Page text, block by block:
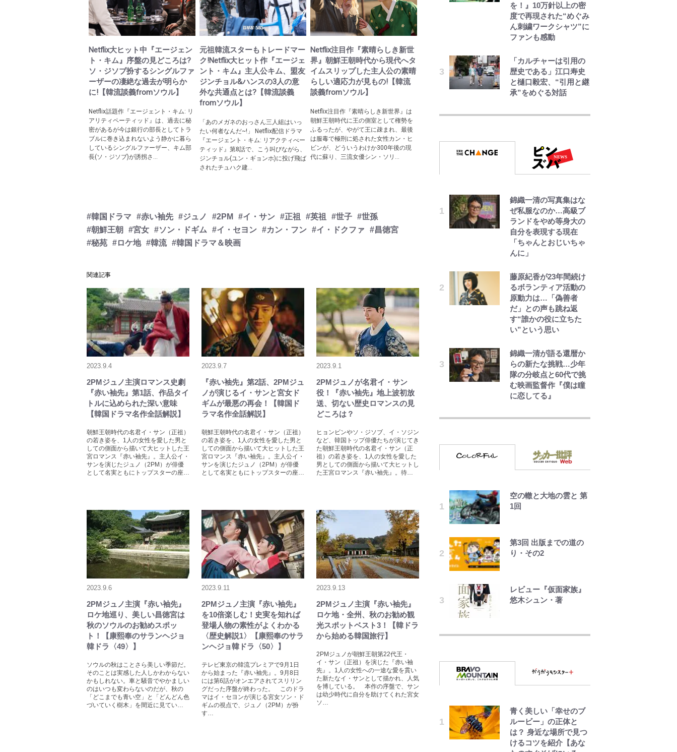
Netflix大ヒット中『エージェン
ト・キム』序盤の見どころは?
ソ・ジソブ扮するシングルファ
ーザーの凄絶な過去が明らか
に!【韓流談義fromソウル】
Netflix話題作『エージェント・キム: リ
アリティペーティッド』は、過去に秘
密があるが今は銀行の部長としてトラ
ブルに巻き込まれないよう静かに暮ら
しているシングルファーザー、キム部
長(ソ・ジソブ)が誘拐さ...
元祖韓流スターもトレードマー
ク!Netflix大ヒット作『エージェ
ント・キム』主人公キム、盟友
ジンチョル&ハンスの3人の意
外な共通点とは?【韓流談義
fromソウル】
「あのメガネのおっさん三人組はいっ
たい何者なんだ~!」 Netflix配信ドラマ
『エージェント・キム: リアクティべー
ティッド』第8話で、こう叫びながら、
ジンチョル(ユン・ギョンホ)に投げ飛ば
されたチュハク建...
Netflix注目作『素晴らしき新世
界』朝鮮王朝時代から現代へタ
イムスリップした主人公の素晴
らしい適応力が見もの!【韓流
談義fromソウル】
Netflix注目作『素晴らしき新世界』は
朝鮮王朝時代に王の側室として権勢を
ふるったが、やがて王に疎まれ、最後
は服毒で極刑に処された女性カン・ヒ
ビンが、どういうわけか300年後の現
代に蘇り、三流女優シン・ソリ...
#韓国ドラマ #赤い袖先 #ジュノ #2PM #イ・サン #正祖 #英祖 #世子 #世孫
#朝鮮王朝
#宮女 #ソン・ドギム #イ・セヨン #カン・フン #イ・ドクファ
#昌徳宮
#秘苑 #ロケ地 #韓流 #韓国ドラマ＆映画
関連記事
2023.9.4
2PMジュノ主演ロマンス史劇
『赤い袖先』第1話、作品タイ
トルに込められた深い意味
【韓国ドラマ名作全話解説】
朝鮮王朝時代の名君イ・サン（正祖）
の若き姿を、1人の女性を愛した男と
しての側面から描いて大ヒットした王
宮ロマンス『赤い袖先』。主人公イ・
サンを演じたジュノ（2PM）が俳優
として名実ともにトップスターの座…
2023.9.7
『赤い袖先』第2話、2PMジュ
ノが演じるイ・サンと宮女ド
ギムが最悪の再会！【韓国ド
ラマ名作全話解説】
朝鮮王朝時代の名君イ・サン（正祖）
の若き姿を、1人の女性を愛した男と
しての側面から描いて大ヒットした王
宮ロマンス『赤い袖先』。主人公イ・
サンを演じたジュノ（2PM）が俳優
として名実ともにトップスターの座…
2023.9.1
2PMジュノが名君イ・サン
役！『赤い袖先』地上波初放
送、切ない歴史ロマンスの見
どころは？
ヒョンビンやソ・ジソブ、イ・ソジン
など、韓国トップ俳優たちが演じてき
た朝鮮王朝時代の名君イ・サン（正
祖）の若き姿を、1人の女性を愛した
男としての側面から描いて大ヒットし
た王宮ロマンス『赤い袖先』。待…
2023.9.6
2PMジュノ主演『赤い袖先』
ロケ地巡り、美しい昌徳宮は
秋のソウルのお勧めスポッ
ト！【康熙奉のサランヘジョ
韓ドラ〈49〉】
ソウルの秋はことさら美しい季節だ。
そのことは実感した人しかわからない
かもしれない。車と騒音でやかましい
のはいつも変わらないのだが、秋の
「どこまでも青い空」と「どんどん色
づいていく樹木」を間近に見てい…
2023.9.11
2PMジュノ主演『赤い袖先』
を10倍楽しむ！史実を知れば
登場人物の素性がよくわかる
〈歴史解説1〉【康熙奉のサラ
ンヘジョ韓ドラ〈50〉】
テレビ東京の韓流プレミアで9月1日
から始まった『赤い袖先』。9月8日
には第6話がオンエアされてスリリン
グだった序盤が終わった。 このドラ
マはイ・セヨンが演じる宮女ソン・ド
ギムの視点で、ジュノ（2PM）が扮
す…
2023.9.13
2PMジュノ主演『赤い袖先』
ロケ地・全州、秋のお勧め観
光スポットベスト3！【韓ドラ
から始める韓国旅行】
2PMジュノが朝鮮王朝第22代王・
イ・サン（正祖）を演じた『赤い袖
先』。1人の女性への一途な愛を貫い
た新たなイ・サンとして描かれ、人気
を博している。 本作の序盤で、サン
は幼少時代に自分を助けてくれた宮女
ソ…
を！』10万針以上の密
度で再現された“めぐみ
ん刺繍ワークシャツ”に
ファンも感動
「カルチャーは引用の
歴史である」江口寿史
と樋口毅宏、“引用と継
承”をめぐる対話
でっかい男になりたい
浅草は日本の心だゾ
錦織一清の写真集はな
ぜ私服なのか…高級ブ
ランドをやめ等身大の
自分を表現する現在
「ちゃんとおじいちゃ
んに」
藤原紀香が23年間続け
るボランティア活動の
原動力は…「偽善者
だ」との声も跳ね返
す“誰かの役に立ちた
い”という思い
錦織一清が語る還暦か
らの新たな挑戦…少年
隊の分岐点と60代で挑
む映画監督作『僕は瞳
に恋してる』
ケメン近影に「顔パン
変の納得理由
GLAY・TERU＆
演”ショットに「夫婦で
写ってるの尊い」 長
中居正広氏の被災地支
援報道と消えない“芸能
界復帰説”、なぜ代理人
空の轍と大地の雲と 第
1回
第3回 出版までの道の
り・その2
レビュー『仮面家族』
悠木シュン・著
げる主力放出、柏リカ
グ開幕｢初めての秋春
制｣の大激論】(4)
｢なんじゃこりゃああ
あ！｣本田圭佑の古巣ミ
ラン、漆黒×蛍光レッド
の超絶クールな新サー
青く美しい「幸せのブ
ルービー」の正体と
は？ 身近な場所で見つ
けるコツを紹介【あな